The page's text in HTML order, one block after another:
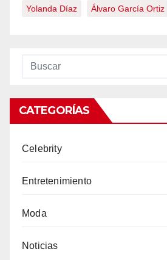
Yolanda Díaz Álvaro García Ortiz
CATEGORÍAS
Celebrity
Entretenimiento
Moda
Noticias